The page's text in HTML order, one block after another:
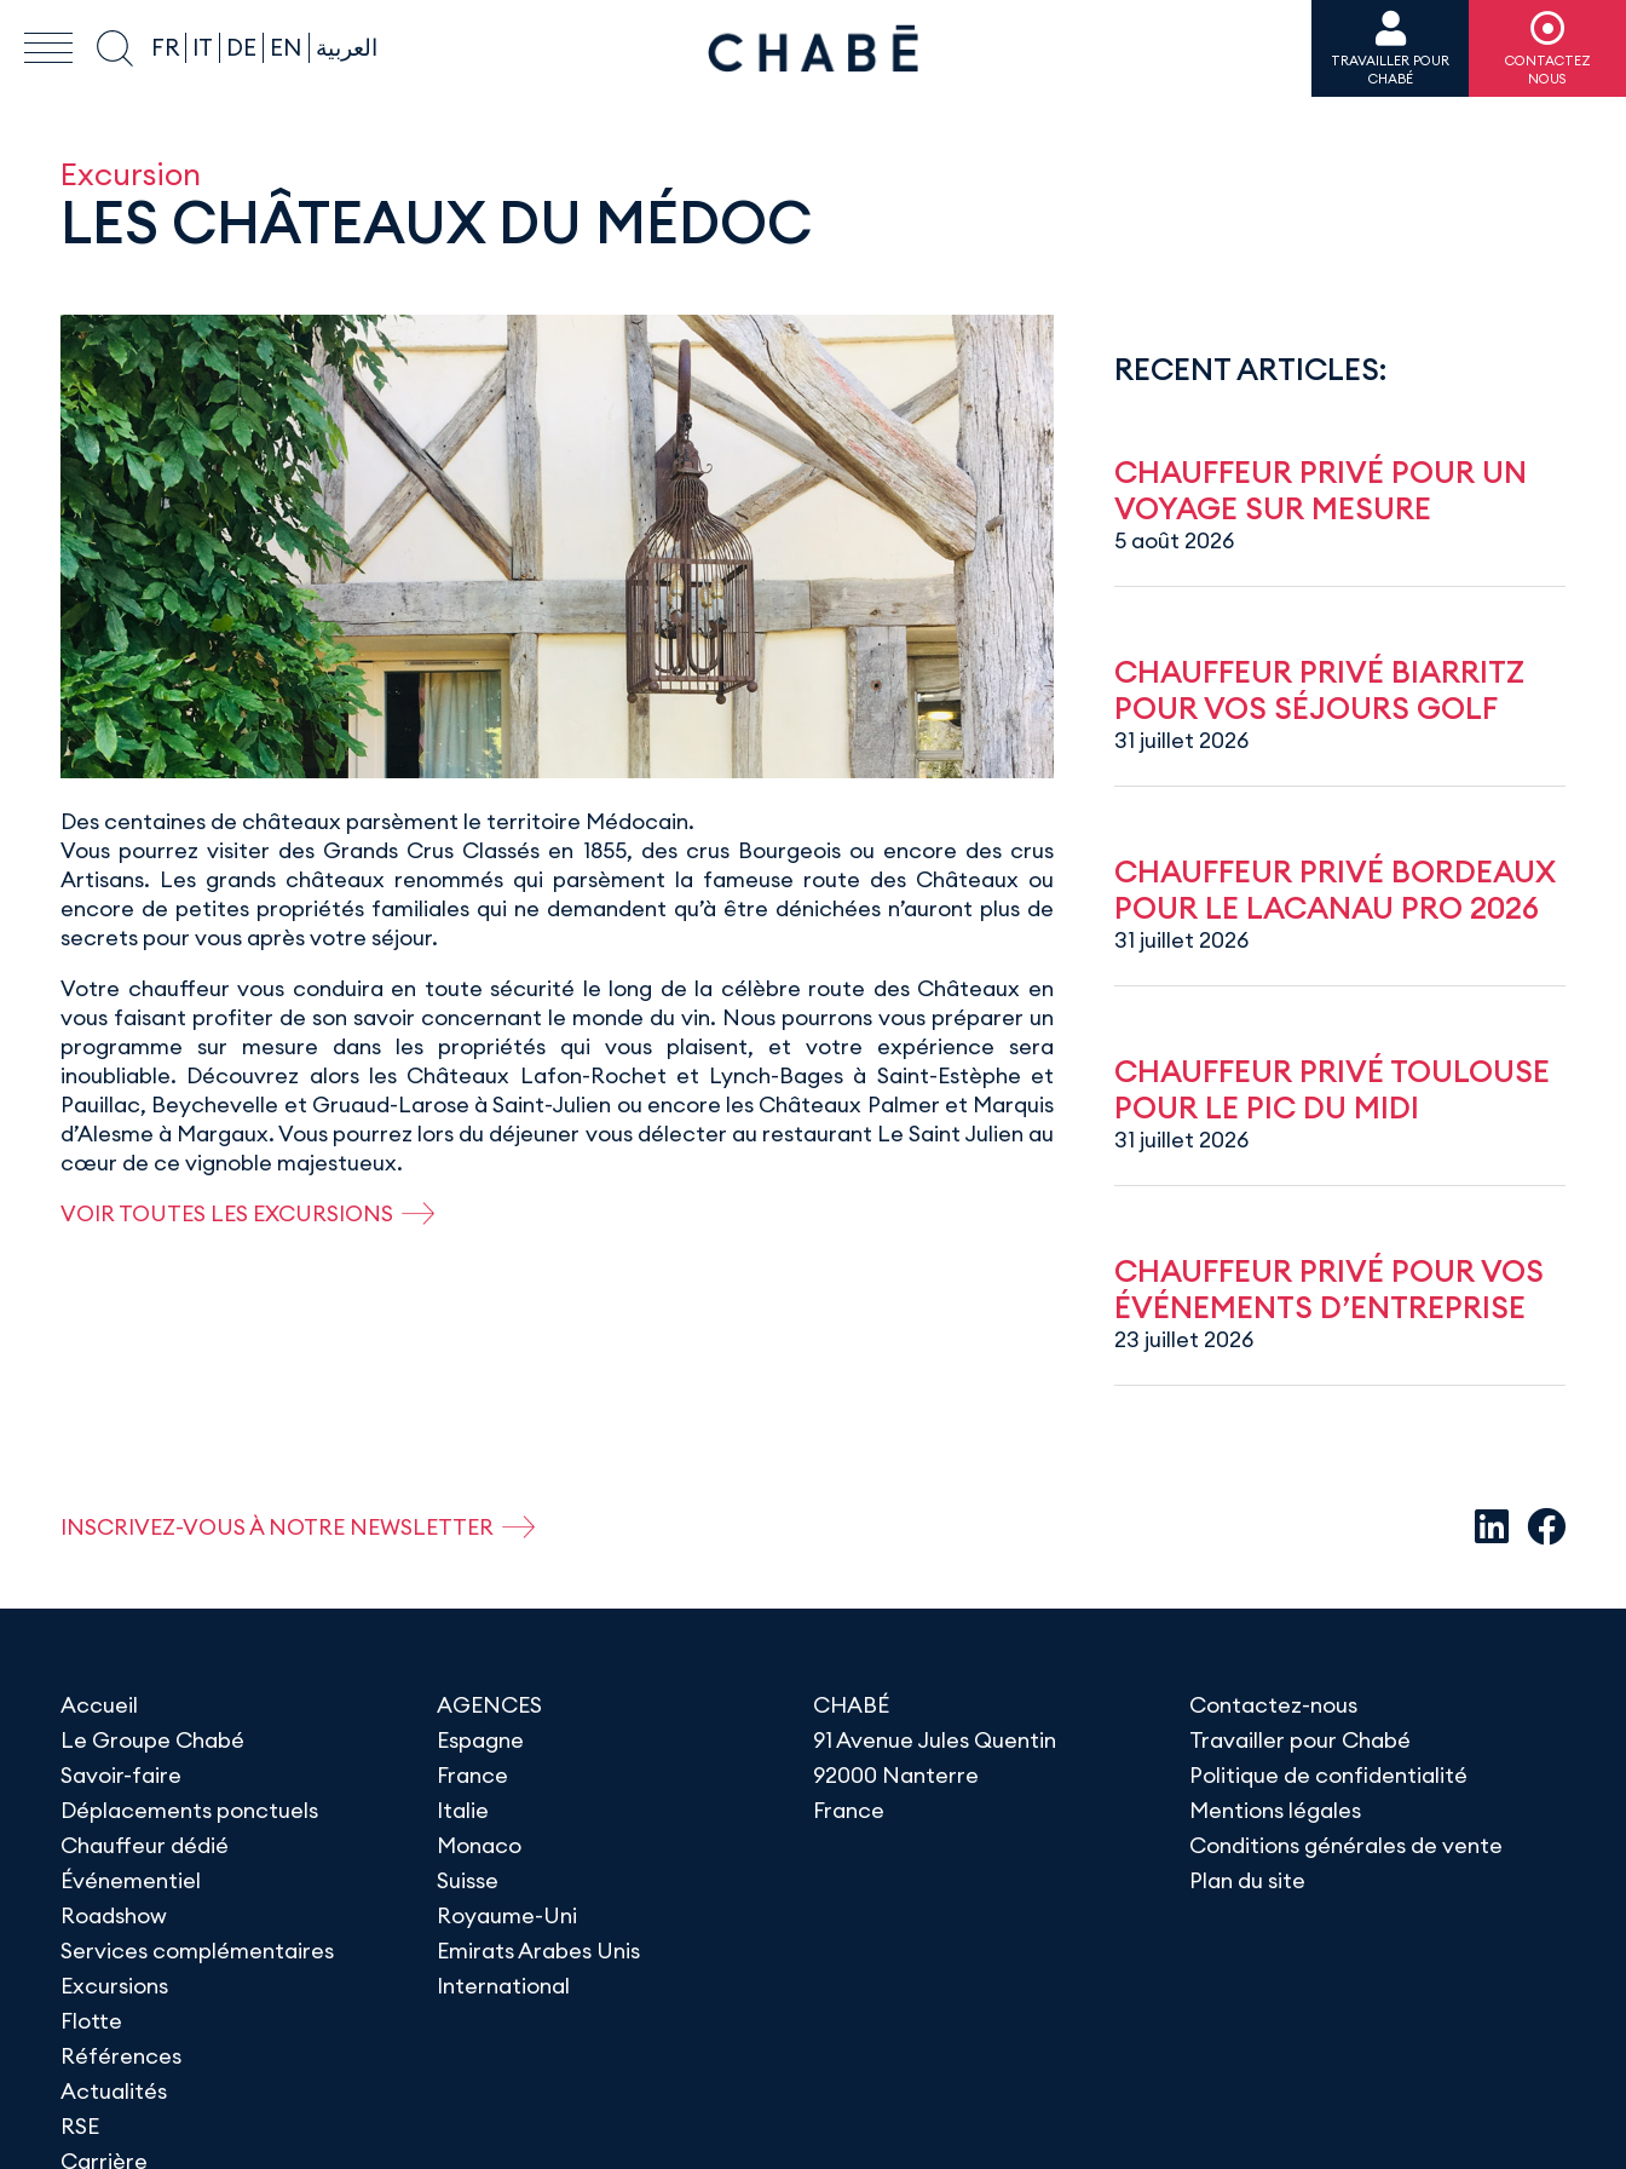
FR IT DE EN العربية
TRAVAILLER POUR
CHABÉ
CONTACTEZ
NOUS
Excursion
LES CHÂTEAUX DU MÉDOC
Des centaines de châteaux parsèment le territoire Médocain.
Vous pourrez visiter des Grands Crus Classés en 1855, des crus Bourgeois ou encore des crus
Artisans. Les grands châteaux renommés qui parsèment la fameuse route des Châteaux ou
encore de petites propriétés familiales qui ne demandent qu’à être dénichées n’auront plus de
secrets pour vous après votre séjour.
Votre chauffeur vous conduira en toute sécurité le long de la célèbre route des Châteaux en
vous faisant profiter de son savoir concernant le monde du vin. Nous pourrons vous préparer un
programme sur mesure dans les propriétés qui vous plaisent, et votre expérience sera
inoubliable. Découvrez alors les Châteaux Lafon-Rochet et Lynch-Bages à Saint-Estèphe et
Pauillac, Beychevelle et Gruaud-Larose à Saint-Julien ou encore les Châteaux Palmer et Marquis
d’Alesme à Margaux. Vous pourrez lors du déjeuner vous délecter au restaurant Le Saint Julien au
cœur de ce vignoble majestueux.
VOIR TOUTES LES EXCURSIONS
RECENT ARTICLES:
CHAUFFEUR PRIVÉ POUR UN
VOYAGE SUR MESURE
5 août 2026
CHAUFFEUR PRIVÉ BIARRITZ
POUR VOS SÉJOURS GOLF
31 juillet 2026
CHAUFFEUR PRIVÉ BORDEAUX
POUR LE LACANAU PRO 2026
31 juillet 2026
CHAUFFEUR PRIVÉ TOULOUSE
POUR LE PIC DU MIDI
31 juillet 2026
CHAUFFEUR PRIVÉ POUR VOS
ÉVÉNEMENTS D’ENTREPRISE
23 juillet 2026
INSCRIVEZ-VOUS À NOTRE NEWSLETTER
Accueil
Le Groupe Chabé
Savoir-faire
Déplacements ponctuels
Chauffeur dédié
Événementiel
Roadshow
Services complémentaires
Excursions
Flotte
Références
Actualités
RSE
Carrière
AGENCES
Espagne
France
Italie
Monaco
Suisse
Royaume-Uni
Emirats Arabes Unis
International
CHABÉ
91 Avenue Jules Quentin
92000 Nanterre
France
Contactez-nous
Travailler pour Chabé
Politique de confidentialité
Mentions légales
Conditions générales de vente
Plan du site